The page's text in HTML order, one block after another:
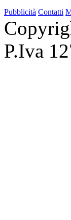
Pubblicità Contatti
P.Iva